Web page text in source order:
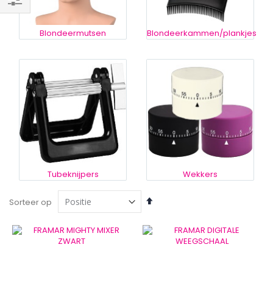
Blondeermutsen Blondeerkammen/plankjes
Tubeknijpers Wekkers
Sorteer op
Van
laag
sorteren
Filteren